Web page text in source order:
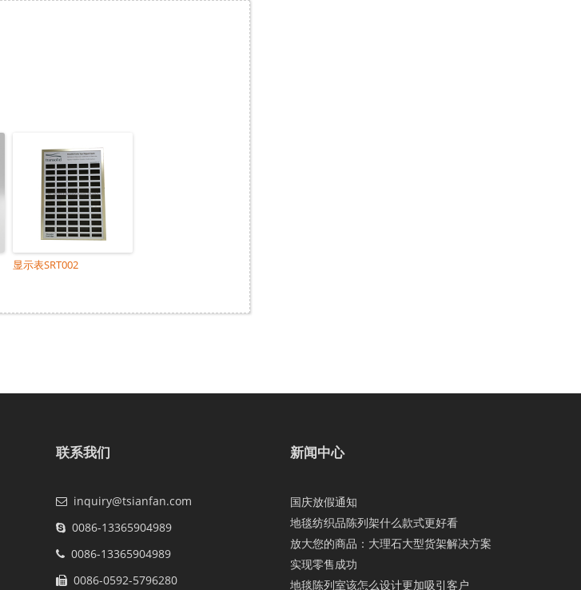
显示表SRT002
联系我们
inquiry@tsianfan.com
0086-13365904989
0086-13365904989
0086-0592-5796280
新闻中心
国庆放假通知
地毯纺织品陈列架什么款式更好看
放大您的商品：大理石大型货架解决方案
实现零售成功
地毯陈列室该怎么设计更加吸引客户